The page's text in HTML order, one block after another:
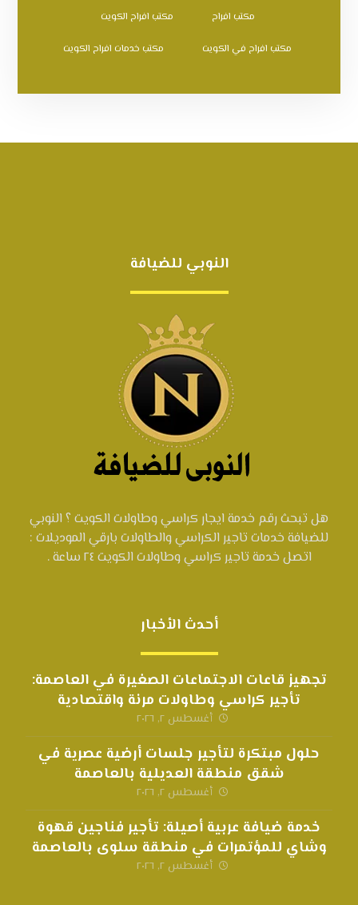
مكتب افراح مكتب افراح الكويت
مكتب افراح في الكويت مكتب خدمات افراح الكويت
النوبي للضيافة
هل تبحث رقم خدمة ايجار كراسي وطاولات الكويت ؟ النوبي
للضيافة خدمات تاجير الكراسي والطاولات بارقي الموديلات :
اتصل خدمة تاجير كراسي وطاولات الكويت ٢٤ ساعة .
أحدث الأخبار
تجهيز قاعات الاجتماعات الصغيرة في العاصمة:
تأجير كراسي وطاولات مرنة واقتصادية
أغسطس ٢, ٢٠٢٦
حلول مبتكرة لتأجير جلسات أرضية عصرية في
شقق منطقة العديلية بالعاصمة
أغسطس ٢, ٢٠٢٦
خدمة ضيافة عربية أصيلة: تأجير فناجين قهوة
وشاي للمؤتمرات في منطقة سلوى بالعاصمة
أغسطس ٢, ٢٠٢٦